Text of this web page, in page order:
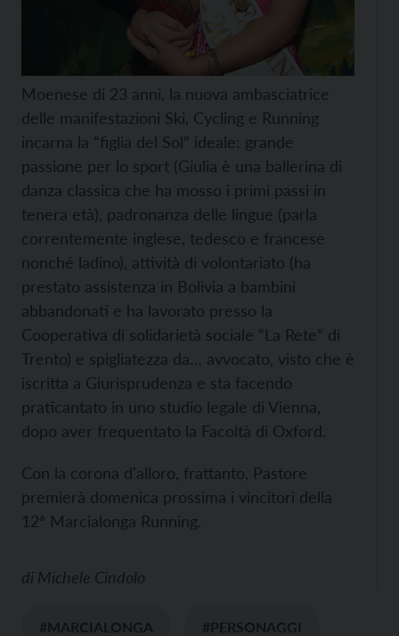
Moenese di 23 anni, la nuova ambasciatrice
delle manifestazioni Ski, Cycling e Running
incarna la “figlia del Sol” ideale: grande
passione per lo sport (Giulia è una ballerina di
danza classica che ha mosso i primi passi in
tenera età), padronanza delle lingue (parla
correntemente inglese, tedesco e francese
nonché ladino), attività di volontariato (ha
prestato assistenza in Bolivia a bambini
abbandonati e ha lavorato presso la
Cooperativa di solidarietà sociale “La Rete” di
Trento) e spigliatezza da… avvocato, visto che è
iscritta a Giurisprudenza e sta facendo
praticantato in uno studio legale di Vienna,
dopo aver frequentato la Facoltà di Oxford.
Con la corona d'alloro, frattanto, Pastore
premierà domenica prossima i vincitori della
12ª Marcialonga Running.
di Michele Cindolo
#MARCIALONGA #PERSONAGGI